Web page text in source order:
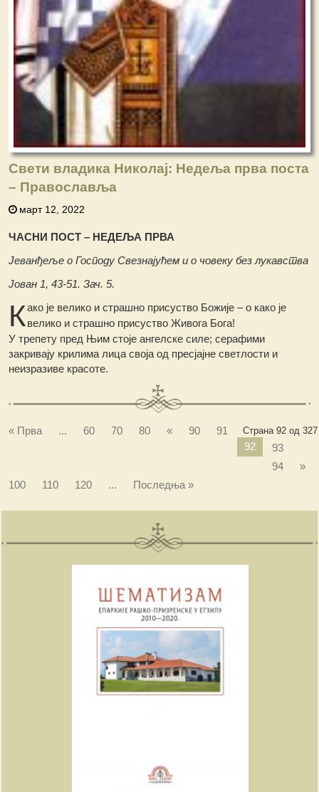
Свети владика Николај: Недеља прва поста
– Православља
март 12, 2022
ЧАСНИ ПОСТ – НЕДЕЉА ПРВА
Јеванђеље о Господу Свезнајућем и о човеку без лукавства
Јован 1, 43-51. Зач. 5.
Како је велико и страшно присуство Божије – о како је
велико и страшно присуство Живога Бога!
У трепету пред Њим стоје ангелске силе; серафими
закривају крилима лица своја од пресјајне светлости и
неизразиве красоте.
Страна 92 од 327
« Прва ... 60 70 80 « 90
91
92
93
94
»
100
110 120 ... Последња »